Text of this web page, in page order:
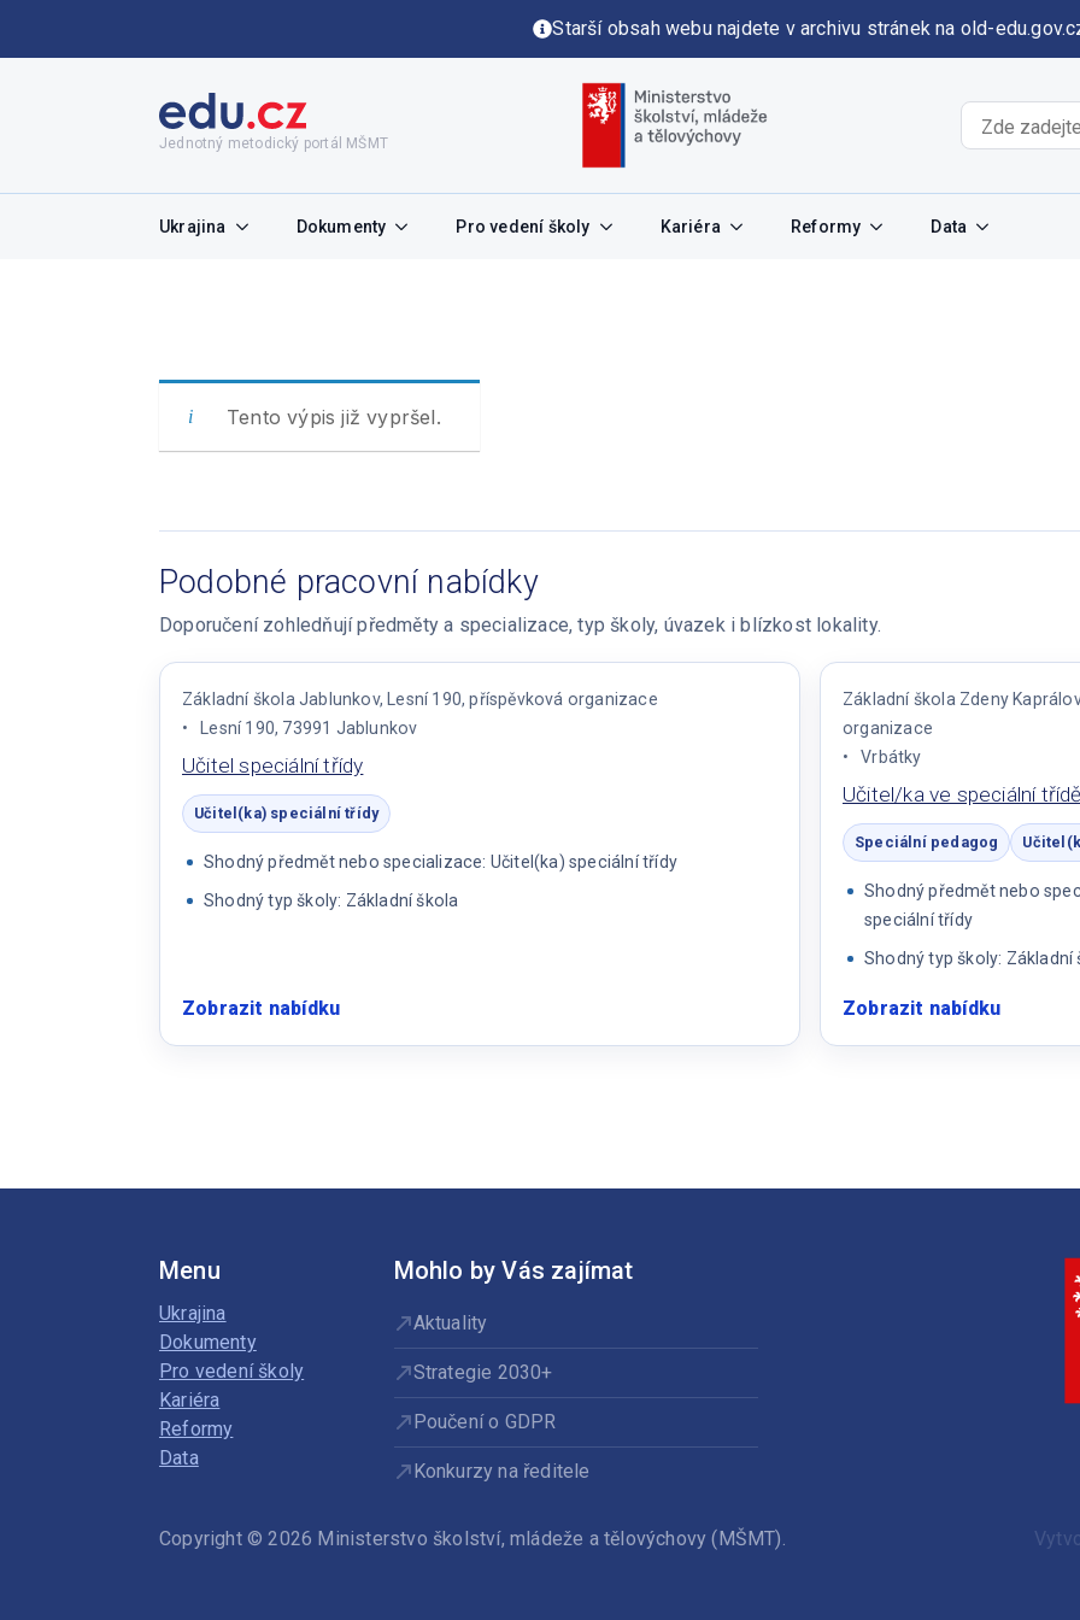
Starší obsah webu najdete v archivu stránek na old-
Jednotný metodický portál MŠMT
Ukrajina Dokumenty Pro vedení školy Kariéra Reformy Data
Tento výpis již vypršel.
Podobné pracovní nabídky
Doporučení zohledňují předměty a specializace, typ školy, úvazek i blízkost lokality.
Základní škola Jablunkov, Lesní 190, příspěvková organizace
Lesní 190, 73991 Jablunkov
Učitel speciální třídy
Učitel(ka) speciální třídy
Shodný předmět nebo specializace: Učitel(ka) speciální třídy
Shodný typ školy: Základní škola
Zobrazit nabídku:
Základní škola Zdeny
organizace
Vrbátky
Učitel/ka ve speciální třídě
Speciální pedagog
Shodný předmět nebo
speciální třídy
Shodný typ školy: Základní
Zobrazit nabídku:
Menu
Ukrajina
Dokumenty
Pro vedení školy
Kariéra
Reformy
Data
Mohlo by Vás zajímat
Aktuality
Strategie 2030+
Poučení o GDPR
Konkurzy na ředitele
Copyright © 2026 Ministerstvo školství, mládeže a tělovýchovy (MŠMT).